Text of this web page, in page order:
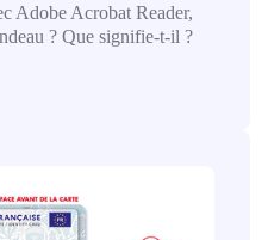
Adobe Acrobat Reader,
? Que signifie-t-il ?